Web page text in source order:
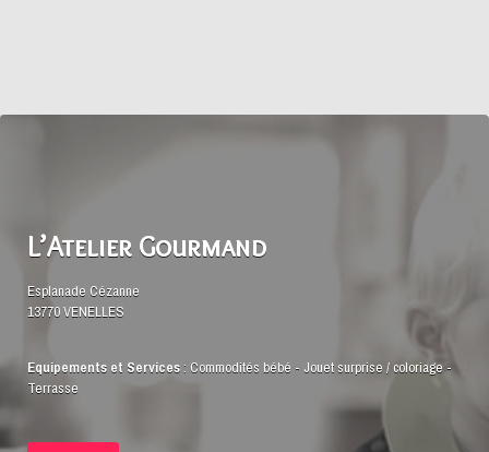
L’Atelier Gourmand
Esplanade Cézanne
13770 VENELLES
Equipements et Services: Commodités bébé - Jouet surprise / coloriage -
Terrasse